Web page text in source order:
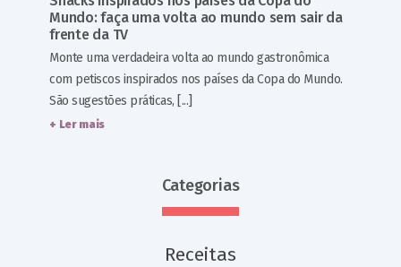
Mundo: faça uma volta ao mundo sem sair da
frente da TV
Monte uma verdadeira volta ao mundo gastronômica
com petiscos inspirados nos países da Copa do Mundo.
São sugestões práticas, [...]
+ Ler mais
Categorias
Receitas